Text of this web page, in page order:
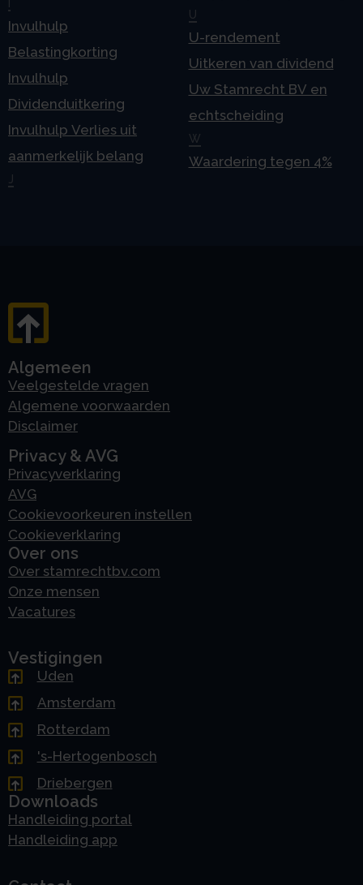
Invulhulp
Belastingkorting
Invulhulp
Dividenduitkering
Invulhulp Verlies uit
aanmerkelijk belang
U
U-rendement
Uitkeren van dividend
Uw Stamrecht BV en
echtscheiding
W
Waardering tegen 4%
Algemeen
Veelgestelde vragen
Algemene voorwaarden
Disclaimer
Privacy & AVG
Privacyverklaring
AVG
Cookievoorkeuren instellen
Cookieverklaring
Over ons
Over stamrechtbv.com
Onze mensen
Vacatures
Vestigingen
Uden
Amsterdam
Rotterdam
's-Hertogenbosch
Driebergen
Downloads
Handleiding portal
Handleiding app